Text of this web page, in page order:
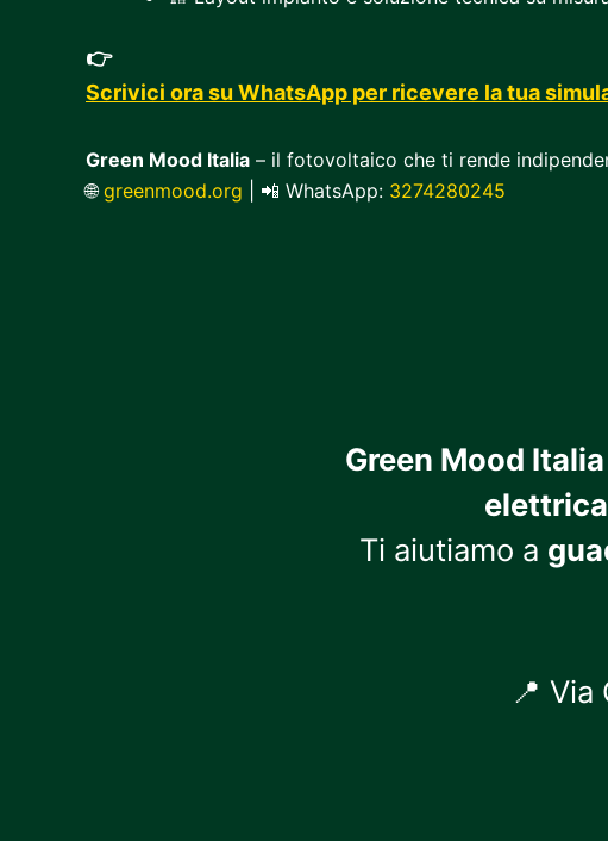
👉
Scrivici ora su WhatsApp per ricevere la tua
Green Mood Italia – il fotovoltaico che ti rende
🌐greenmood.org | 📲 WhatsApp: 3274280245
Green Mood
elettrica
Ti aiutiamo a
📍 Via